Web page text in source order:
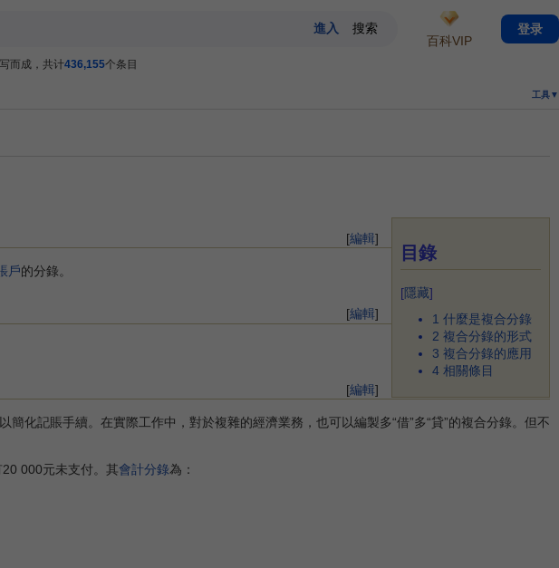
而成，共计436,155个条目
工具▼
目錄
[隱藏]
1 什麼是複合分錄
2 複合分錄的形式
3 複合分錄的應用
4 相關條目
[編輯]
戶的分錄。
[編輯]
[編輯]
記賬手續。在實際工作中，對於複雜的經濟業務，也可以編製多“借”多“貸”的複合分錄。但不
000元未支付。其會計分錄為：
百科VIP
登录